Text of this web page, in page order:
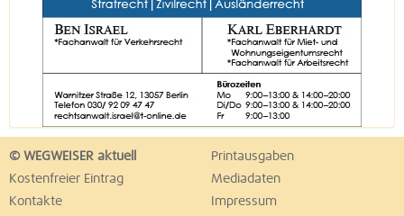
© WEGWEISER aktuell
Printausgaben
Kostenfreier Eintrag
Mediadaten
Kontakte
Impressum